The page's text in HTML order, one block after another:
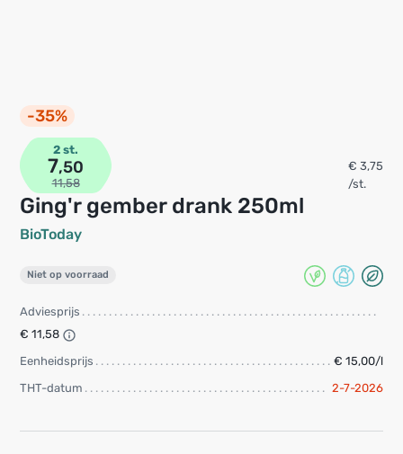
-35%
Ging'r gember drank 250ml
BioToday
2 st.
7,50
11,58
€ 3,75
/st.
Niet op voorraad
Adviesprijs
€ 11,58
Eenheidsprijs
€ 15,00/l
THT-datum
2-7-2026